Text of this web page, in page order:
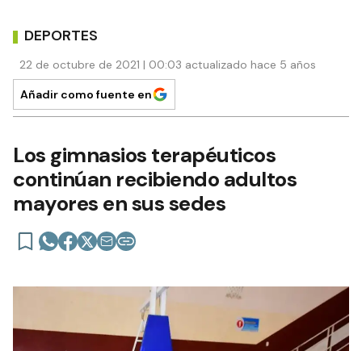
DEPORTES
22 de octubre de 2021 | 00:03 actualizado hace 5 años
Añadir como fuente en
Los gimnasios terapéuticos
continúan recibiendo adultos
mayores en sus sedes